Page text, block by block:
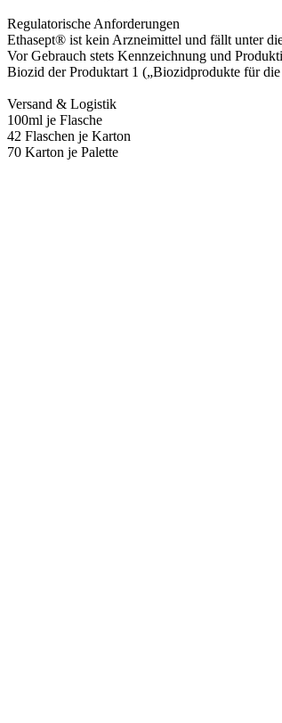
Regulatorische Anforderungen
Ethasept® ist kein Arzneimittel und fällt unter
Vor Gebrauch stets Kennzeichnung und
Biozid der Produktart 1 („Biozidprodukte für
Versand & Logistik
100ml je Flasche
42 Flaschen je Karton
70 Karton je Palette